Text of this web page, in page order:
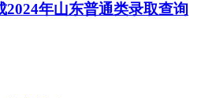
年山东普通类录取查询